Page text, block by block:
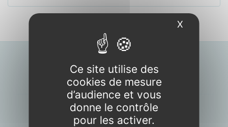
Période d’ouverture
Ce site utilise des
cookies de mesure
d’audience et vous
donne le contrôle
pour les activer.
X Masquer